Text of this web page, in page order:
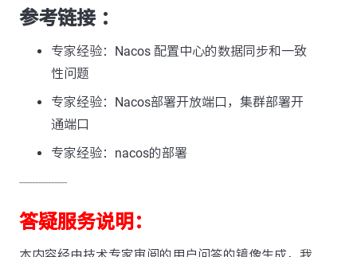
参考链接 ：
专家经验：Nacos 配置中心的数据同步和一致
性问题
专家经验：Nacos部署开放端口，集群部署开
通端口
专家经验：nacos的部署
---------------
答疑服务说明：